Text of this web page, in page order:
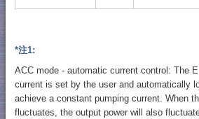
*注1:
ACC mode - automatic current control: The
current is set by the user and automatically
achieve a constant pumping current. When
fluctuates, the output power will also